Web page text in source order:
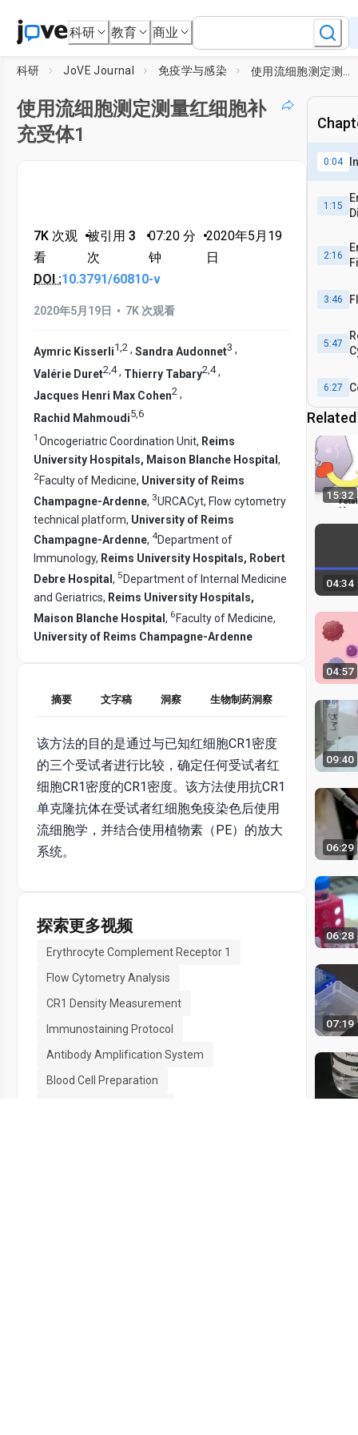
科研 教育 商业
科研 JoVE Journal 免疫学与感染
使用流细胞测定测量红细胞补
充受体1
7K 次观
看
•被引用 3
次
•07:20 分
钟
•2020年5月19
日
DOI :10.3791/60810-v
2020年5月19日 • 7K 次观看
Aymric Kisserli1,2 , Sandra Audonnet3 ,
Valérie Duret2 4, Thierry Tabary2 4,
Jacques Henri Max Cohen2 ,
Rachid Mahmoudi5 6
1 Oncogeriatric Coordination Unit, Reims
University Hospitals, Maison Blanche Hospital ,
2Faculty of Medicine, University of Reims
Champagne-Ardenne, 3URCACyt, Flow cytometry
technical platform, University of Reims
Champagne-Ardenne, 4Department of
Immunology, Reims University Hospitals, Robert
Debre Hospital , 5 Department of Internal Medicine
and Geriatrics, Reims University Hospitals,
Maison Blanche Hospital, 6Faculty of Medicine,
University of Reims Champagne-Ardenne
摘要 文字稿 洞察 生物制药洞察
该方法的目的是通过与已知红细胞CR1密度
的三个受试者进行比较，确定任何受试者红
细胞CR1密度的CR1密度。该方法使用抗CR1
单克隆抗体在受试者红细胞免疫染色后使用
流细胞学，并结合使用植物素（PE）的放大
系统。
探索更多视频
Erythrocyte Complement Receptor 1
Flow Cytometry Analysis
CR1 Density Measurement
Immunostaining Protocol
Antibody Amplification System
Blood Cell Preparation
0:04
1:15
2:16
3:46
5:47
6:27
15:32
04:34
04:57
09:40
06:29
06:28
07:19